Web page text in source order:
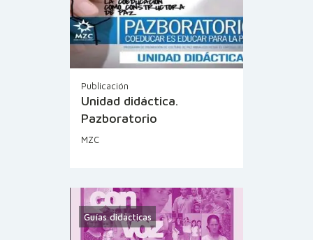
Publicación
Unidad didáctica.
Pazboratorio
MZC
Guías didácticas